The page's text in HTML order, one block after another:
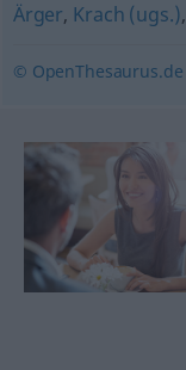
Ärger, Krach (ugs.),
© OpenThesaurus.de